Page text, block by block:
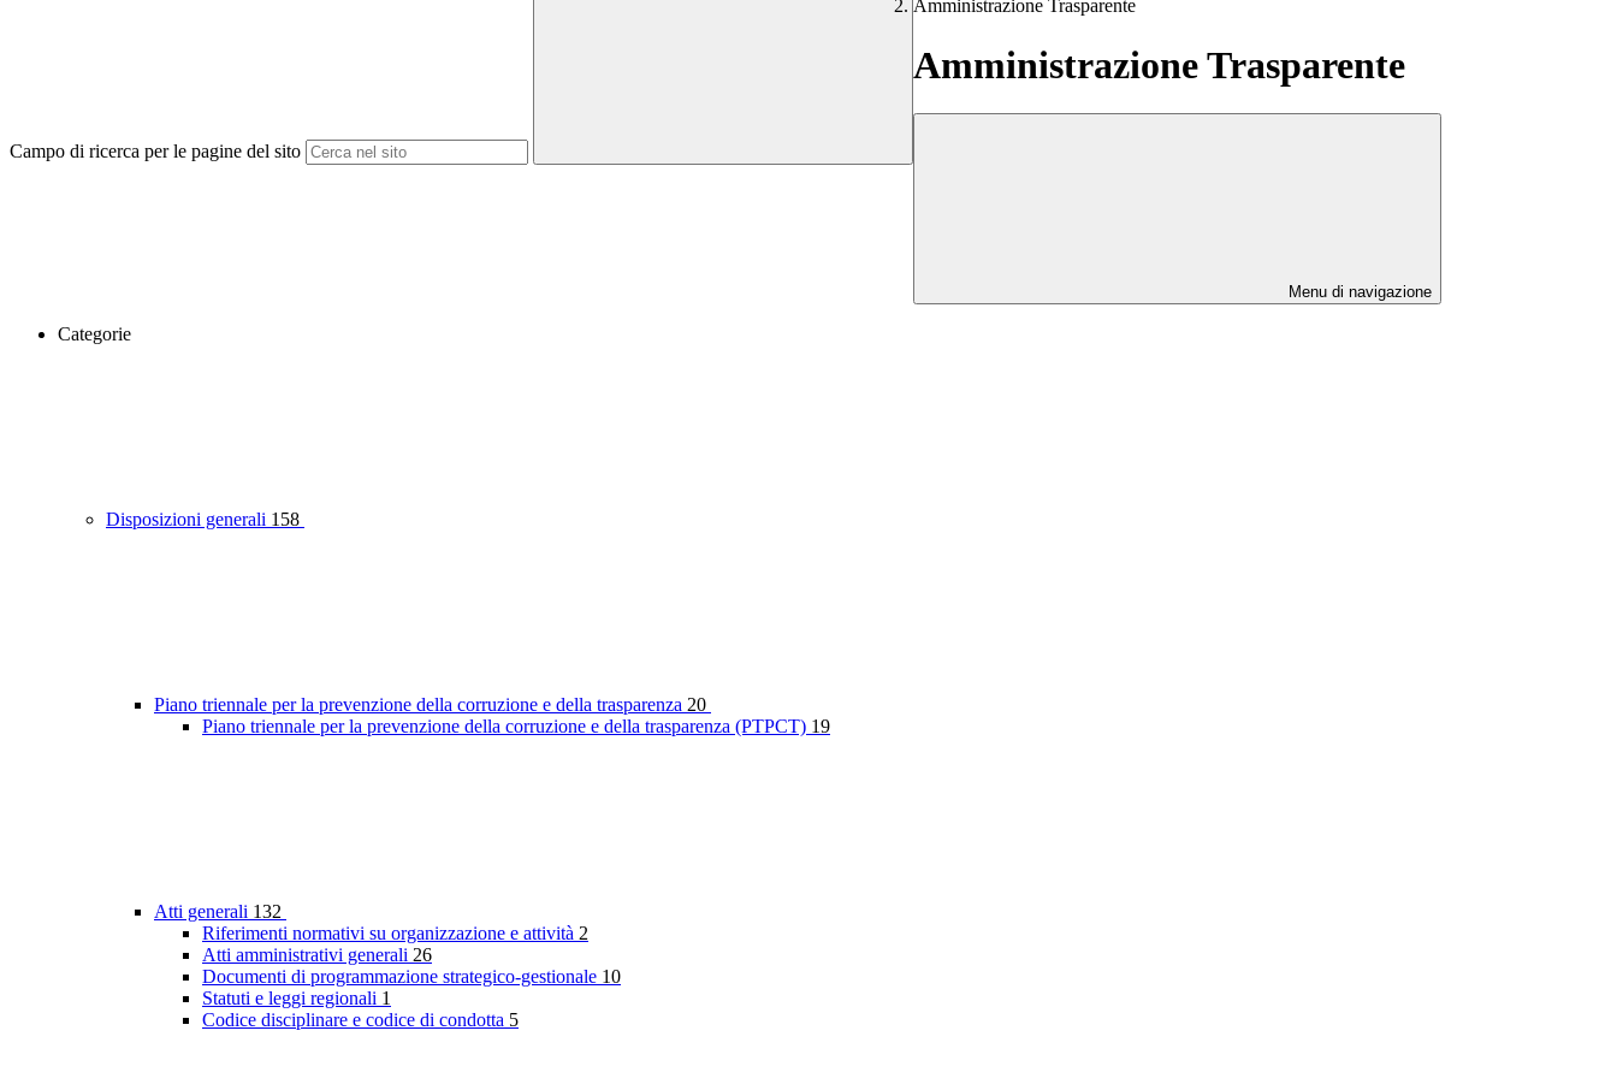
Campo di ricerca per le pagine del sito
Amministrazione Trasparente
Amministrazione Trasparente
Menu di navigazione
Categorie
Disposizioni generali 158
Piano triennale per la prevenzione della corruzione e della trasparenza 20
Piano triennale per la prevenzione della corruzione e della trasparenza (PTPCT) 19
Atti generali 132
Riferimenti normativi su organizzazione e attività 2
Atti amministrativi generali 26
Documenti di programmazione strategico-gestionale 10
Statuti e leggi regionali 1
Codice disciplinare e codice di condotta 5